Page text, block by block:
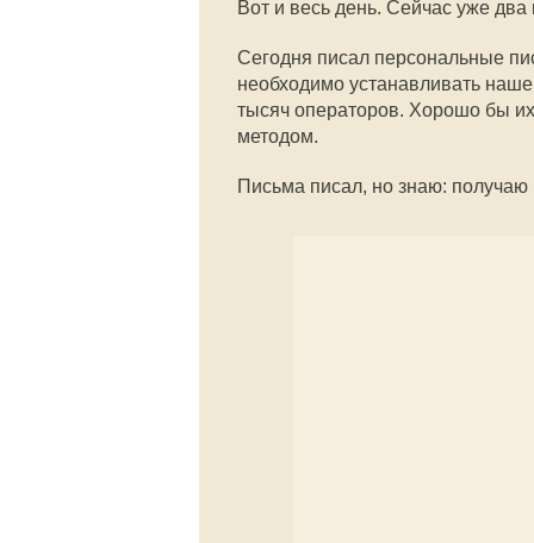
Вот и весь день. Сейчас уже два
Сегодня писал персональные
необходимо устанавливать
тысяч операторов. Хорошо бы
методом.
Письма писал, но знаю: получаю